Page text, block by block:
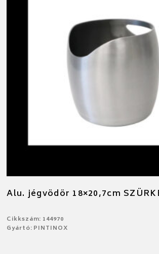
Alu. jégvödör 18×20,7cm
Cikkszám: 144970
Gyártó: PINTINOX